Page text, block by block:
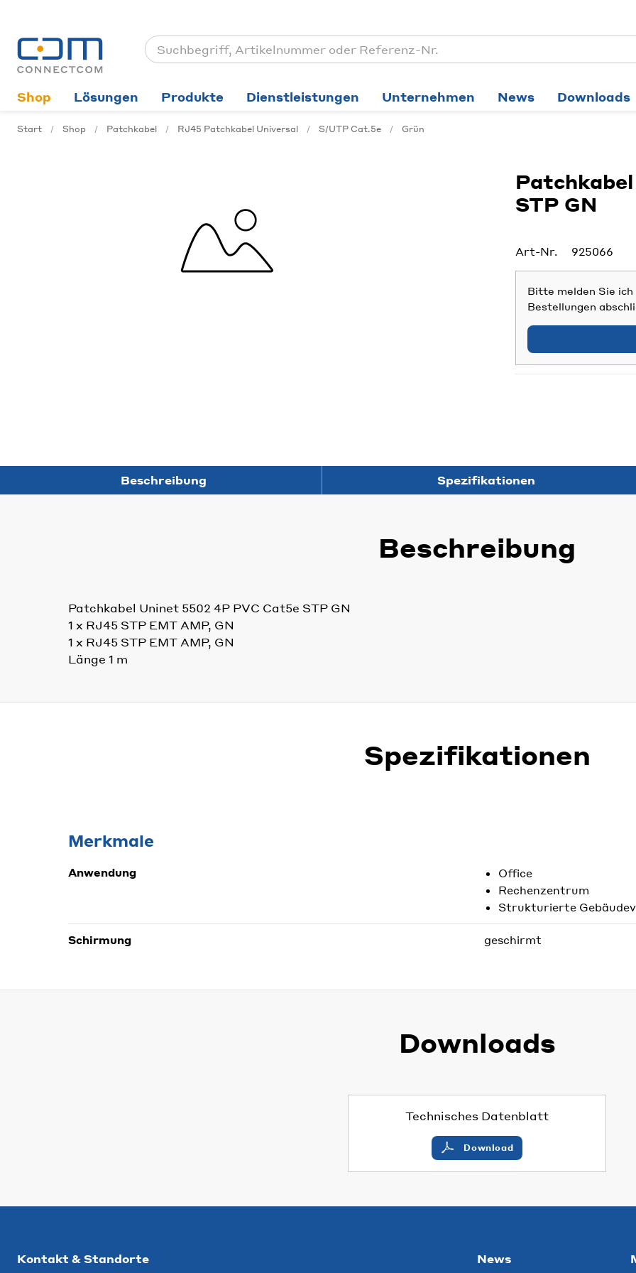
Shop Lösungen Produkte Dienstleistungen Unternehmen News Downloads
Start Shop Patchkabel RJ45 Patchkabel Universal S/UTP Cat.5e Grün
STP GN
Bitte melden Sie ich
Bestellungen
Art-Nr. 925066
Beschreibung Spezifikationen
Beschreibung
Patchkabel Uninet 5502 4P PVC Cat5e STP GN
1 x RJ45 STP EMT AMP, GN
1 x RJ45 STP EMT AMP, GN
Länge 1 m
Spezifikationen
Merkmale
Anwendung
Office
Rechenzentrum
Strukturierte
Schirmung geschirmt
Downloads
Technisches Datenblatt
Download
Kontakt & Standorte News